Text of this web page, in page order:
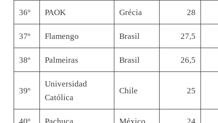
36º PAOK Grécia 28
37º Flamengo Brasil 27,5
38º Palmeiras Brasil 26,5
39º
Universidad
Católica
Chile 25